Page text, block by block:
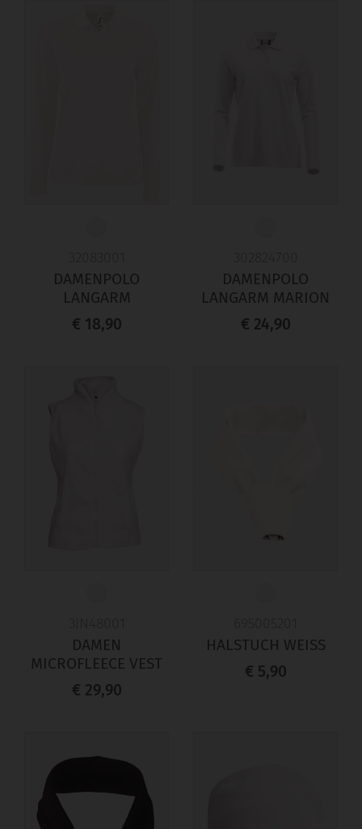
DAMENPOLO
LANGARM
€ 18,90
DAMENPOLO
LANGARM MARION
€ 24,90
DAMEN
MICROFLEECE VEST
€ 29,90
HALSTUCH WEISS
€ 5,90